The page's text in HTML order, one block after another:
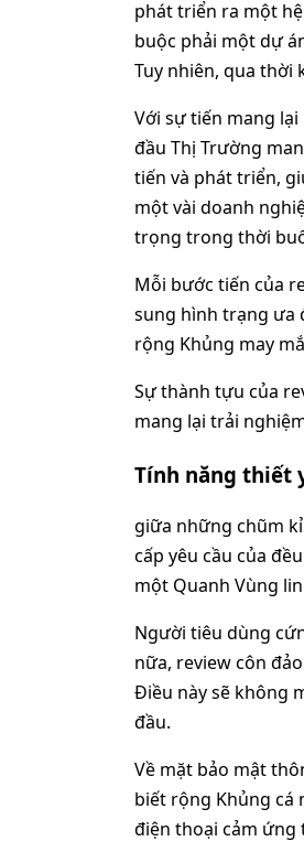
phát triển ra một
buộc phải một dự
Tuy nhiên, qua thời
Với sự tiến mang
đầu Thị Trường
tiến và phát triển,
một vài doanh
trọng trong thời
Mỗi bước tiến của
sung hình trạng ưa
rộng Khủng may
Sự thành tựu của
mang lại trải
Tính năng thiết
giữa những chũm
cấp yêu cầu của
một Quanh Vùng
Người tiêu dùng
nữa, review côn
Điều này sẽ không
đầu.
Về mặt bảo mật
biết rộng Khủng cá
điện thoại cảm ứng